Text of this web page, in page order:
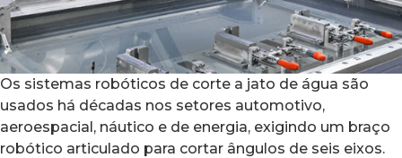
Os sistemas robóticos de corte a jato de água são
usados há décadas nos setores automotivo,
aeroespacial, náutico e de energia, exigindo um braço
robótico articulado para cortar ângulos de seis eixos.